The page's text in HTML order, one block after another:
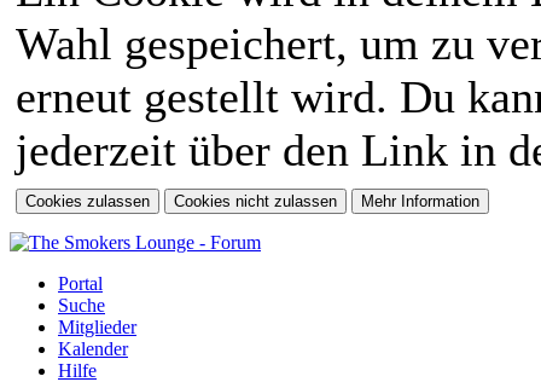
Wahl gespeichert, um zu
erneut gestellt wird. Du
jederzeit über den Link in
Portal
Suche
Mitglieder
Kalender
Hilfe